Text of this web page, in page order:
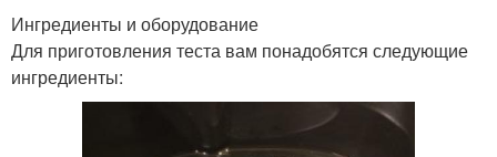
Ингредиенты и оборудование
Для приготовления теста вам понадобятся следующие
ингредиенты: